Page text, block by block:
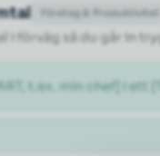
Företag & Produktivitet
i förväg så du går in
t.ex. min chef] i